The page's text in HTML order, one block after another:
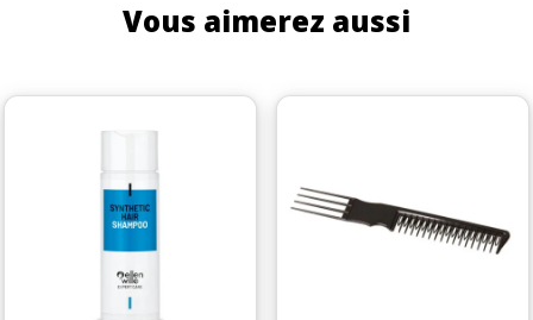
Vous aimerez aussi